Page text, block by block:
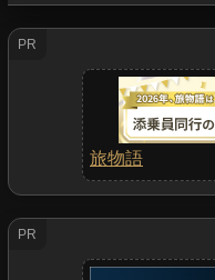
PR
旅物語
PR